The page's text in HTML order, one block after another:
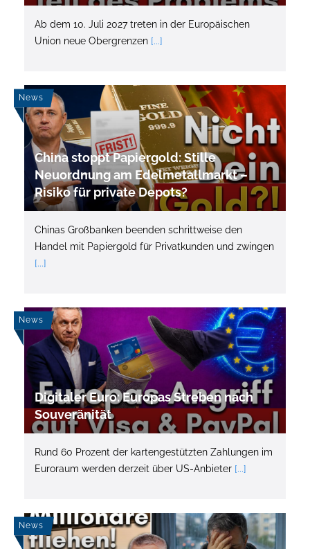
Ab dem 10. Juli 2027 treten in der Europäischen
Union neue Obergrenzen [...]
News
China stoppt Papiergold: Stille
Neuordnung am Edelmetallmarkt –
Risiko für private Depots?
Chinas Großbanken beenden schrittweise den
Handel mit Papiergold für Privatkunden und zwingen
[...]
News
Digitaler Euro: Europas Streben nach
Souveränität
Rund 60 Prozent der kartengestützten Zahlungen im
Euroraum werden derzeit über US-Anbieter [...]
News